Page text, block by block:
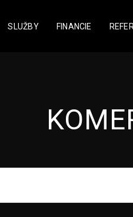
SLUŽBY FINANCIE